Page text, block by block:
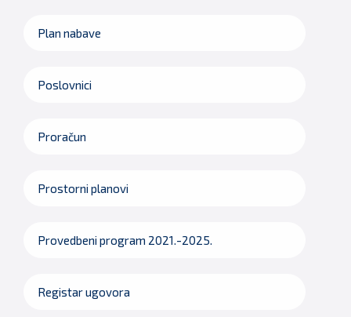
Plan nabave
Poslovnici
Proračun
Prostorni planovi
Provedbeni program 2021.-2025.
Registar ugovora